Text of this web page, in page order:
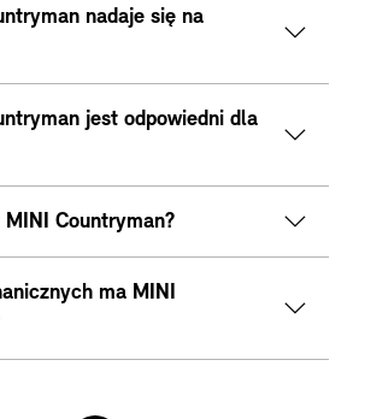
nadaje się na
jest odpowiedni dla
Countryman?
ma MINI